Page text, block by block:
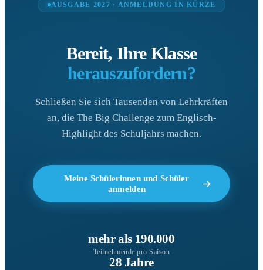
AUSGABE 2027 · ANMELDUNG IN KÜRZE
Bereit, Ihre Klasse
herauszufordern?
Schließen Sie sich Tausenden von Lehrkräften
an, die The Big Challenge zum Englisch-
Highlight des Schuljahrs machen.
Meine Schülerinnen und Schüler
anmelden
mehr als 190.000
Teilnehmende pro Saison
28 Jahre